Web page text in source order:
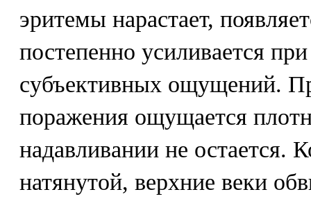
эритемы нарастает,
постепенно усиливается
субъективных ощущений.
поражения ощущается
надавливании не остается.
натянутой, верхние веки